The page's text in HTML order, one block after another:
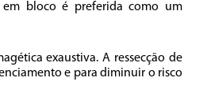
em bloco é preferida como um
exaustiva. A ressecção de
e para diminuir o risco